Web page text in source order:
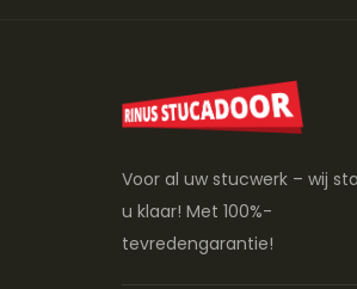
Voor al uw stucwerk – wij
u klaar! Met 100%-
tevredengarantie!